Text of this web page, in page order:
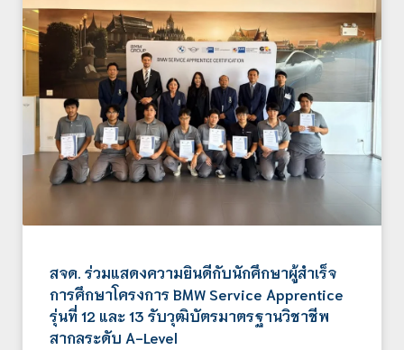
สจด. ร่วมแสดงความยินดีกับนักศึกษาผู้สำเร็จ
การศึกษาโครงการ BMW Service Apprentice
รุ่นที่ 12 และ 13 รับวุฒิบัตรมาตรฐานวิชาชีพ
สากลระดับ A-Level